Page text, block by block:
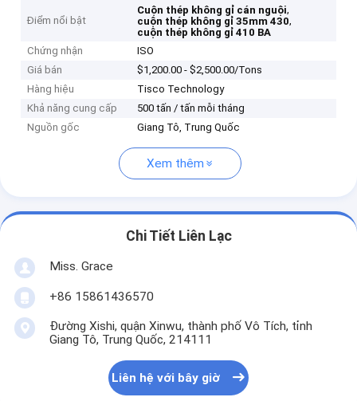
Điểm nổi bật
Cuộn thép không gỉ cán nguội,
cuộn thép không gỉ 35mm 430,
cuộn thép không gỉ 410 BA
Chứng nhận
ISO
Giá bán
$1,200.00 - $2,500.00/Tons
Hàng hiệu
Tisco Technology
Khả năng cung cấp
500 tấn / tấn mỗi tháng
Nguồn gốc
Giang Tô, Trung Quốc
Xem thêm
Chi Tiết Liên Lạc
Miss. Grace
+86 15861436570
Đường Xishi, quận Xinwu, thành phố Vô Tích, tỉnh
Giang Tô, Trung Quốc, 214111
Liên hệ với bây giờ